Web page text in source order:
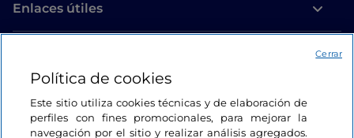
Enlaces útiles
Estamos en contacto
Política de cookies
Este sitio utiliza cookies técnicas y de elaboración de
perfiles con fines promocionales, para mejorar la
navegación por el sitio y realizar análisis agregados.
Cerrar